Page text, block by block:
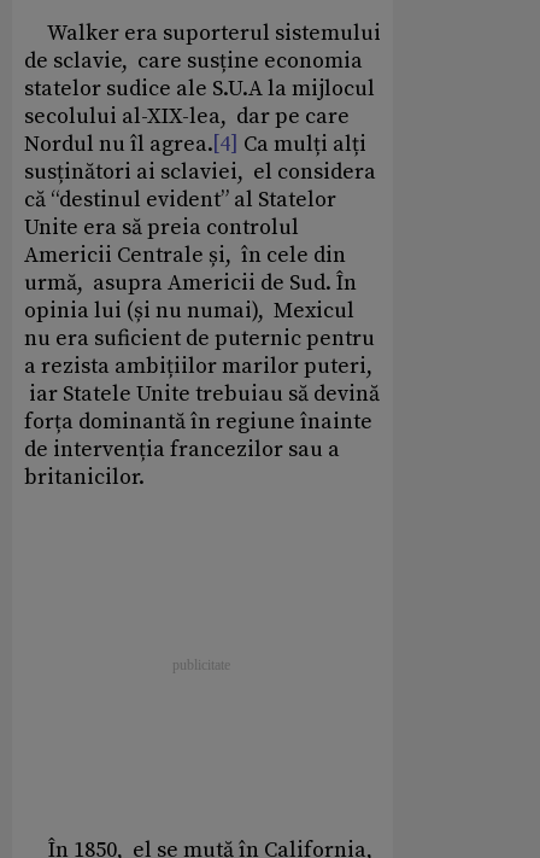
Walker era suporterul sistemului
de sclavie, care susține economia
statelor sudice ale S.U.A la mijlocul
secolului al-XIX-lea, dar pe care
Nordul nu îl agrea.[4] Ca mulți alți
susținători ai sclaviei, el considera
că “destinul evident” al Statelor
Unite era să preia controlul
Americii Centrale și, în cele din
urmă, asupra Americii de Sud. În
opinia lui (și nu numai), Mexicul
nu era suficient de puternic pentru
a rezista ambițiilor marilor puteri,
iar Statele Unite trebuiau să devină
forța dominantă în regiune înainte
de intervenția francezilor sau a
britanicilor.
În 1850, el se mută în California,